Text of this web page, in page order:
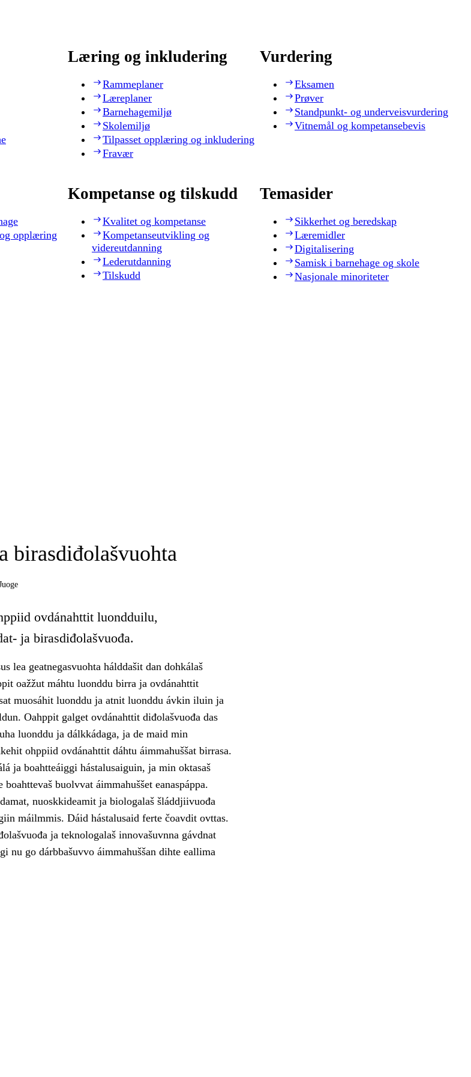
Læring og inkludering
Rammeplaner
Læreplaner
Barnehagemiljø
Skolemiljø
Tilpasset opplæring og inkludering
Fravær
Vurdering
Eksamen
Prøver
Standpunkt- og underveisvurdering
Vitnemål og kompetansebevis
opplæring
Kompetanse og tilskudd
Kvalitet og kompetanse
Kompetanseutvikling og
videreutdanning
Lederutdanning
Tilskudd
Temasider
Sikkerhet og beredskap
Læremidler
Digitalisering
Samisk i barnehage og skole
Nasjonale minoriteter
birasdiđolašvuohta
ovdánahttit luondduilu,
ja birasdiđolašvuođa.
lea geatnegasvuohta hálddašit dan dohkálaš
oažžut máhtu luonddu birra ja ovdánahttit
muosáhit luonddu ja atnit luonddu ávkin iluin ja
Oahppit galget ovdánahttit diđolašvuođa das
luonddu ja dálkkádaga, ja de maid min
ohppiid ovdánahttit dáhtu áimmahuššat birrasa.
ja boahtteáiggi hástalusaiguin, ja min oktasaš
buolvvat áimmahuššet eanaspáppa.
nuoskkideamit ja biologalaš šláddjiivuođa
máilmmis. Dáid hástalusaid ferte čoavdit ovttas.
ja teknologalaš innovašuvnna gávdnat
nu go dárbbašuvvo áimmahuššan dihte eallima